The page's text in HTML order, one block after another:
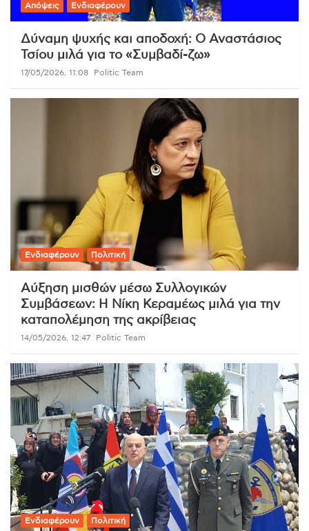
Απόψεις Ενδιαφέρουν
Δύναμη ψυχής και αποδοχή: Ο Αναστάσιος
Τσίου μιλά για το «Συμβαδί-ζω»
17/05/2026, 11:08 Politic Team
Ενδιαφέρουν Πολιτική
Αύξηση μισθών μέσω Συλλογικών
Συμβάσεων: Η Νίκη Κεραμέως μιλά για την
καταπολέμηση της ακρίβειας
14/05/2026, 12:47 Politic Team
Ενδιαφέρουν Πολιτική